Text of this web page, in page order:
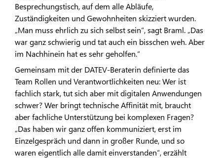
Besprechungstisch, auf dem alle Abläufe,
Zuständigkeiten und Gewohnheiten skizziert wurden.
„Man muss ehrlich zu sich selbst sein“, sagt Braml. „Das
war ganz schwierig und tat auch ein bisschen weh. Aber
im Nachhinein hat es sehr geholfen.“
Gemeinsam mit der DATEV-Beraterin definierte das
Team Rollen und Verantwortlichkeiten neu: Wer ist
fachlich stark, tut sich aber mit digitalen Anwendungen
schwer? Wer bringt technische Affinität mit, braucht
aber fachliche Unterstützung bei komplexen Fragen?
„Das haben wir ganz offen kommuniziert, erst im
Einzelgespräch und dann in großer Runde, und so
waren eigentlich alle damit einverstanden“, erzählt